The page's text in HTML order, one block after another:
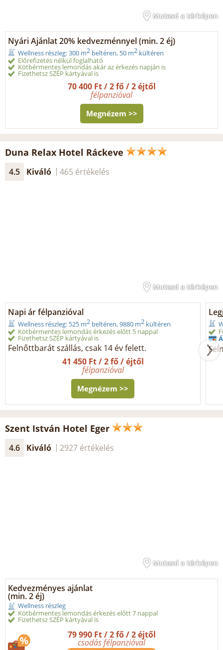
Mutasd a térképen
Nyári Ajánlat 20% kedvezménnyel (min. 2 éj)
Wellness részleg: 300 m2 beltéren, 50 m2 kültéren
Előrefizetés nélkül foglalható
Kötbérmentes lemondás akár az érkezés napján is
Fizethetsz SZÉP kártyával is
70 400 Ft / 2 fő / 2 éjtől
félpanzióval
Megnézem >>
Duna Relax Hotel Ráckeve
4.5 Kiváló 465 értékelés
Mutasd a térképen
Napi ár félpanzióval
Wellness részleg: 525 m2 beltéren, 9880 m2 kültéren
Kötbérmentes lemondás érkezés előtt 5 nappal
Fizethetsz SZÉP kártyával is
Felnőttbarát szállás, csak 14 év felett.
41 450 Ft / 2 fő / éjtől
félpanzióval
Megnézem >>
Szent István Hotel Eger
4.6 Kiváló 2927 értékelés
Mutasd a térképen
Kedvezményes ajánlat
(min. 2 éj)
Wellness részleg
Kötbérmentes lemondás érkezés előtt 7 nappal
Fizethetsz SZÉP kártyával is
79 990 Ft / 2 fő / 2 éjtől
csodás félpanzióval